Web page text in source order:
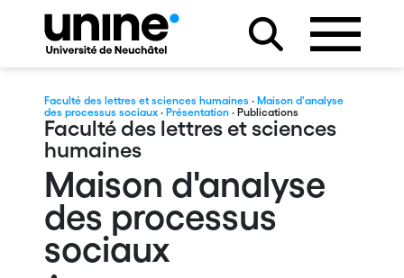
Faculté des lettres et sciences humaines · Maison d'analyse
des processus sociaux· Présentation· Publications
Faculté des lettres et sciences
humaines
Maison d'analyse
des processus
sociaux